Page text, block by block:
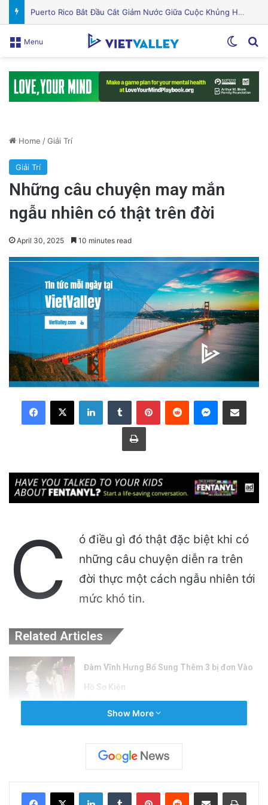
Quỹ Đất Silicon Valley Khởi Động Nâng Cấp Căn Hộ Cũ Kỹ Thuật Hiện Đại
Menu
Home /Giải Trí
Giải Trí
Những câu chuyện may mắn
ngẫu nhiên có thật trên đời
April 30, 2025 10 minutes read
LinkedInTumblr PinterestReddit Messenger
Share via Email
Print
C
ó điều gì đó thật đặc biệt khi có
những câu chuyện diễn ra trên
đời thực một cách ngẫu nhiên tới
mức khó tin.
Related Articles
Đàm Vĩnh Hưng Bổ Sung Thêm 3 bị đơn Vào
Hồ Sơ Kiện
4 weeks ago
Lở Tuyết Tahoe
February 21, 2026
Show More
LinkedInTumblr PinterestReddit Share via Email Print